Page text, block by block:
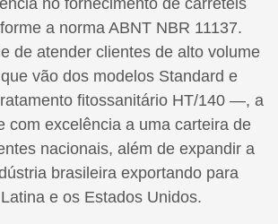
no fornecimento de carretéis
a norma ABNT NBR 11137.
de atender clientes de alto volume
vão dos modelos Standard e
fitossanitário HT/140 —, a
com excelência a uma carteira de
nacionais, além de expandir a
brasileira exportando para
e os Estados Unidos.